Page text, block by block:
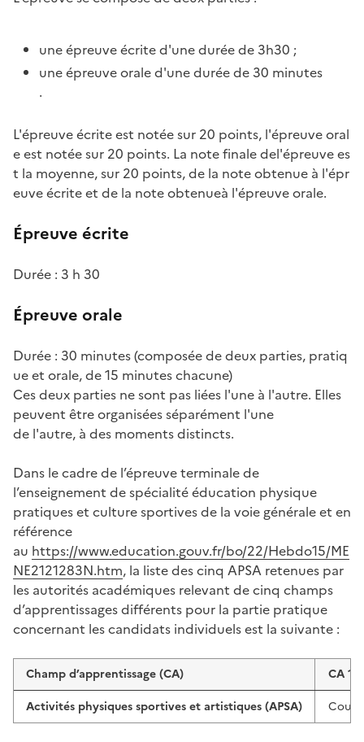
une épreuve écrite d'une durée de 3h30 ;
une épreuve orale d'une durée de 30 minutes
.
L'épreuve écrite est notée sur 20 points, l'épreuve oral
e est notée sur 20 points. La note finale del'épreuve es
t la moyenne, sur 20 points, de la note obtenue à l'épr
euve écrite et de la note obtenueà l'épreuve orale.
Épreuve écrite
Durée : 3 h 30
Épreuve orale
Durée : 30 minutes (composée de deux parties, pratiq
ue et orale, de 15 minutes chacune)
Ces deux parties ne sont pas liées l'une à l'autre. Elles
peuvent être organisées séparément l'une
de l'autre, à des moments distincts.
Dans le cadre de l’épreuve terminale de
l’enseignement de spécialité éducation physique
pratiques et culture sportives de la voie générale et en
référence
au https://www.education.gouv.fr/bo/22/Hebdo15/ME
NE2121283N.htm, la liste des cinq APSA retenues par
les autorités académiques relevant de cinq champs
d’apprentissages différents pour la partie pratique
concernant les candidats individuels est la suivante :
Champ d’apprentissage (CA)
CA 1
Activités physiques sportives et artistiques (APSA)